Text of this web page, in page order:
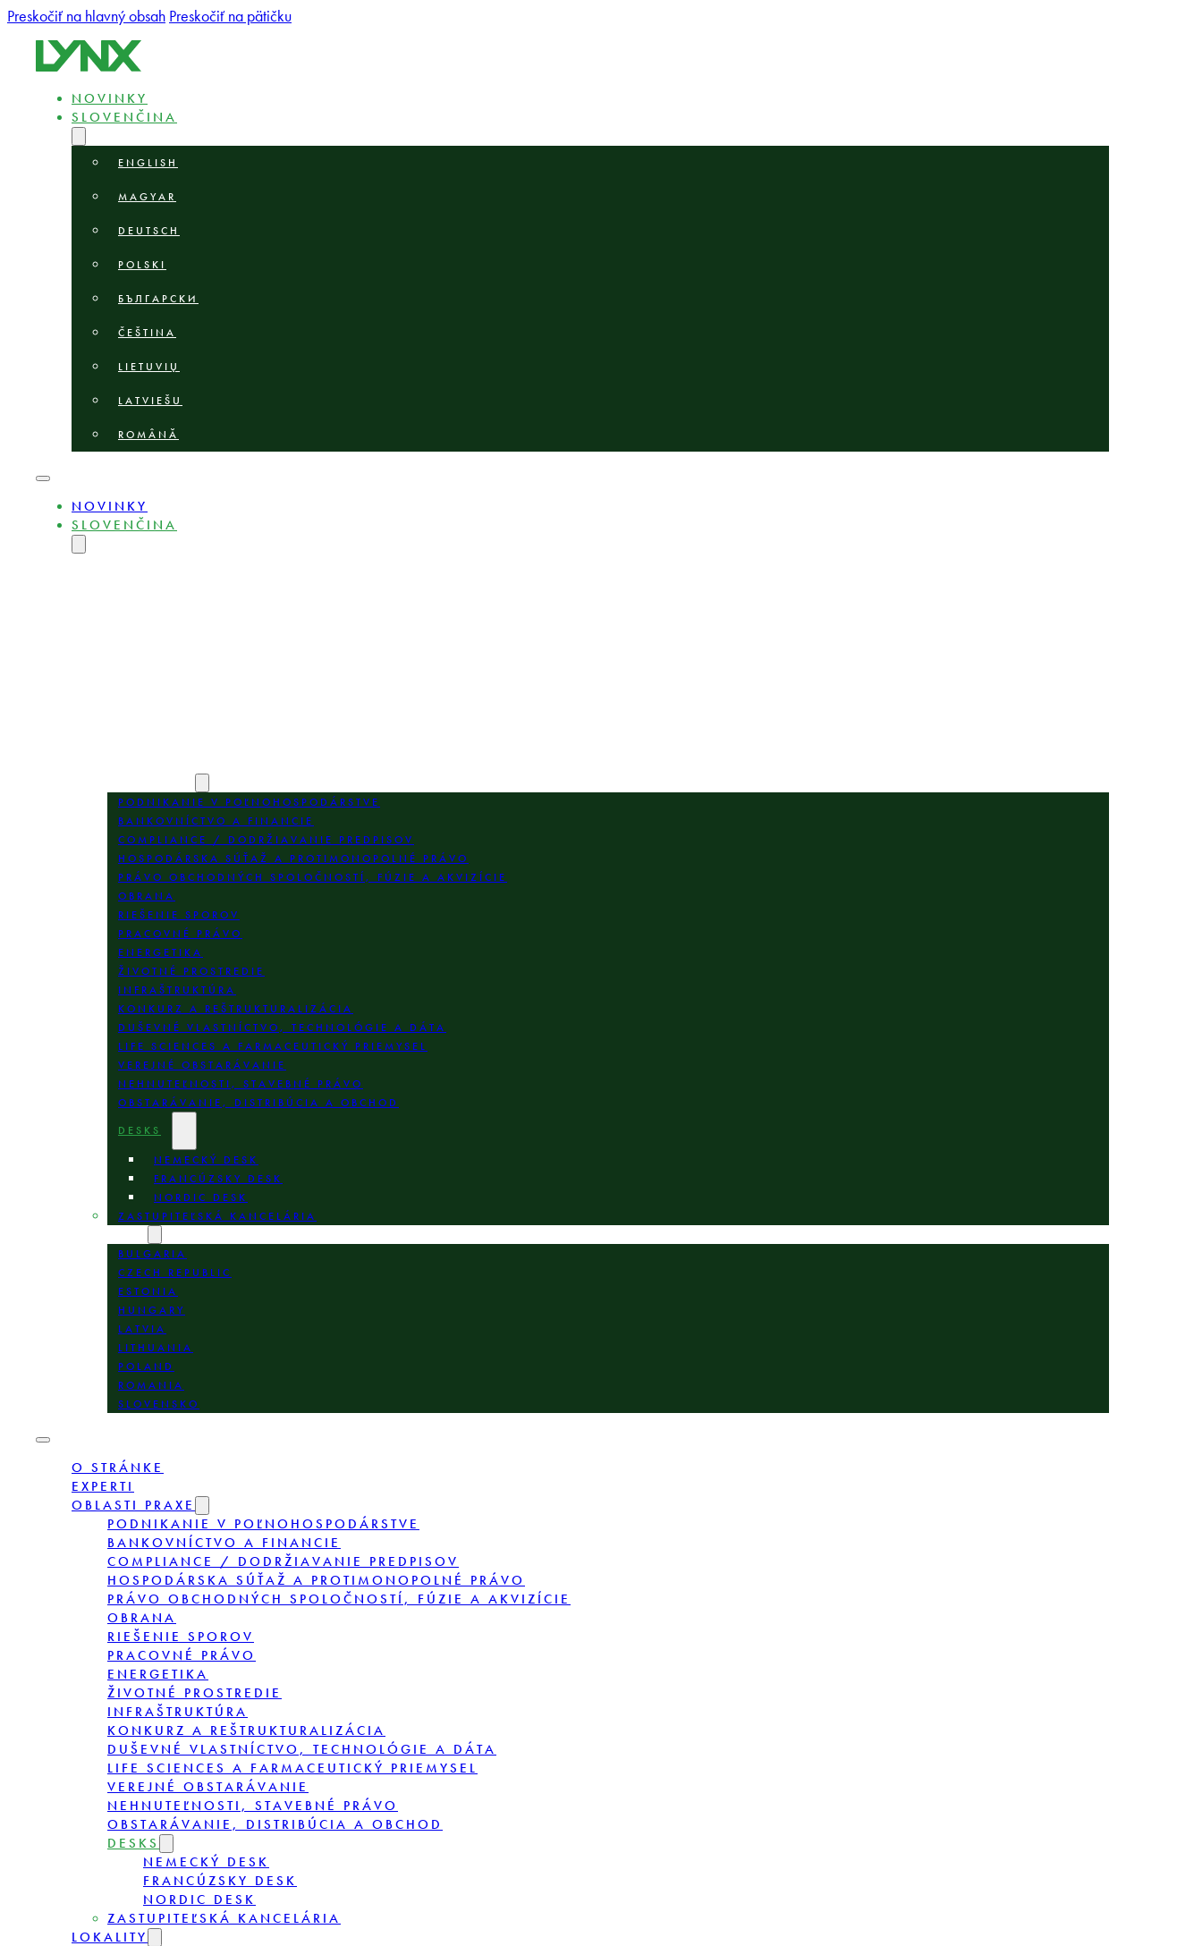
Preskočiť na hlavný obsah Preskočiť na pätičku
NOVINKY
SLOVENČINA
ENGLISH
MAGYAR
DEUTSCH
POLSKI
БЪЛГАРСКИ
ČEŠTINA
LIETUVIŲ
LATVIEŠU
ROMÂNĂ
NOVINKY
SLOVENČINA
PODNIKANIE V POĽNOHOSPODÁRSTVE
BANKOVNÍCTVO A FINANCIE
COMPLIANCE / DODRŽIAVANIE PREDPISOV
HOSPODÁRSKA SÚŤAŽ A PROTIMONOPOLNÉ PRÁVO
PRÁVO OBCHODNÝCH SPOLOČNOSTÍ, FÚZIE A AKVIZÍCIE
OBRANA
RIEŠENIE SPOROV
PRACOVNÉ PRÁVO
ENERGETIKA
ŽIVOTNÉ PROSTREDIE
INFRAŠTRUKTÚRA
KONKURZ A REŠTRUKTURALIZÁCIA
DUŠEVNÉ VLASTNÍCTVO, TECHNOLÓGIE A DÁTA
LIFE SCIENCES A FARMACEUTICKÝ PRIEMYSEL
VEREJNÉ OBSTARÁVANIE
NEHNUTEĽNOSTI, STAVEBNÉ PRÁVO
OBSTARÁVANIE, DISTRIBÚCIA A OBCHOD
DESKS
NEMECKÝ DESK
FRANCÚZSKY DESK
NORDIC DESK
ZASTUPITEĽSKÁ KANCELÁRIA
BULGARIA
CZECH REPUBLIC
ESTONIA
HUNGARY
LATVIA
LITHUANIA
POLAND
ROMANIA
SLOVENSKO
O STRÁNKE
EXPERTI
OBLASTI PRAXE
PODNIKANIE V POĽNOHOSPODÁRSTVE
BANKOVNÍCTVO A FINANCIE
COMPLIANCE / DODRŽIAVANIE PREDPISOV
HOSPODÁRSKA SÚŤAŽ A PROTIMONOPOLNÉ PRÁVO
PRÁVO OBCHODNÝCH SPOLOČNOSTÍ, FÚZIE A AKVIZÍCIE
OBRANA
RIEŠENIE SPOROV
PRACOVNÉ PRÁVO
ENERGETIKA
ŽIVOTNÉ PROSTREDIE
INFRAŠTRUKTÚRA
KONKURZ A REŠTRUKTURALIZÁCIA
DUŠEVNÉ VLASTNÍCTVO, TECHNOLÓGIE A DÁTA
LIFE SCIENCES A FARMACEUTICKÝ PRIEMYSEL
VEREJNÉ OBSTARÁVANIE
NEHNUTEĽNOSTI, STAVEBNÉ PRÁVO
OBSTARÁVANIE, DISTRIBÚCIA A OBCHOD
DESKS
NEMECKÝ DESK
FRANCÚZSKY DESK
NORDIC DESK
ZASTUPITEĽSKÁ KANCELÁRIA
LOKALITY